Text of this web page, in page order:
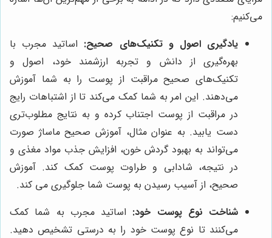
می‌کنیم:
یادگیری اصول و تکنیک‌های صحیح: اساتید مجرب با
بهره‌گیری از دانش و تجربه ارزشمند خود، اصول و
تکنیک‌های صحیح مراقبت از پوست را به شما آموزش
می‌دهند. این امر به شما کمک می‌کند تا از اشتباهات رایج
در مراقبت از پوست اجتناب کرده و به نتایج مطلوب‌تری
دست یابید. به عنوان مثال، آموزش صحیح ماساژ صورت
می‌تواند به بهبود گردش خون، افزایش جذب مواد مغذی و
در نتیجه، شادابی و طراوت پوست کمک کند. آموزش
صحیح، از آسیب رسیدن به پوست شما جلوگیری می کند.
شناخت نوع پوست خود: اساتید مجرب به شما کمک
می‌کنند تا نوع پوست خود را به درستی تشخیص دهید.